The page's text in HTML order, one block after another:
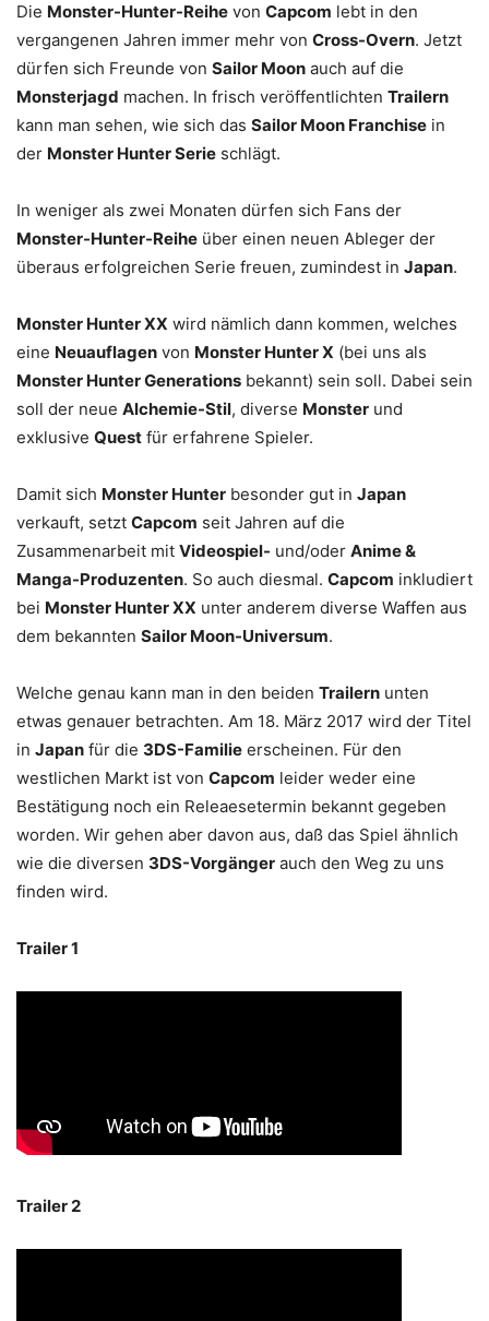
Die Monster-Hunter-Reihe von Capcom lebt in den
vergangenen Jahren immer mehr von Cross-Overn. Jetzt
dürfen sich Freunde von Sailor Moon auch auf die
Monsterjagd machen. In frisch veröffentlichten Trailern
kann man sehen, wie sich das Sailor Moon Franchise in
der Monster Hunter Serie schlägt.
In weniger als zwei Monaten dürfen sich Fans der
Monster-Hunter-Reihe über einen neuen Ableger der
überaus erfolgreichen Serie freuen, zumindest in Japan.
Monster Hunter XX wird nämlich dann kommen, welches
eine Neuauflagen von Monster Hunter X (bei uns als
Monster Hunter Generations bekannt) sein soll. Dabei sein
soll der neue Alchemie-Stil, diverse Monster und
exklusive Quest für erfahrene Spieler.
Damit sich Monster Hunter besonder gut in Japan
verkauft, setzt Capcom seit Jahren auf die
Zusammenarbeit mit Videospiel- und/oder Anime &
Manga-Produzenten. So auch diesmal. Capcom inkludiert
bei Monster Hunter XX unter anderem diverse Waffen aus
dem bekannten Sailor Moon-Universum.
Welche genau kann man in den beiden Trailern unten
etwas genauer betrachten. Am 18. März 2017 wird der Titel
in Japan für die 3DS-Familie erscheinen. Für den
westlichen Markt ist von Capcom leider weder eine
Bestätigung noch ein Releaesetermin bekannt gegeben
worden. Wir gehen aber davon aus, daß das Spiel ähnlich
wie die diversen 3DS-Vorgänger auch den Weg zu uns
finden wird.
Trailer 1
Trailer 2